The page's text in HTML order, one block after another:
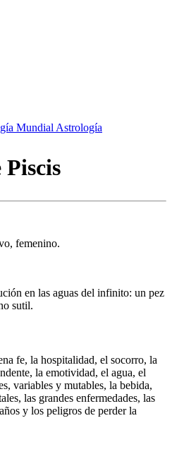
Mundial Astrología
Piscis
femenino.
en las aguas del infinito: un pez
sutil.
fe, la hospitalidad, el socorro, la
la emotividad, el agua, el
variables y mutables, la bebida,
las grandes enfermedades, las
y los peligros de perder la